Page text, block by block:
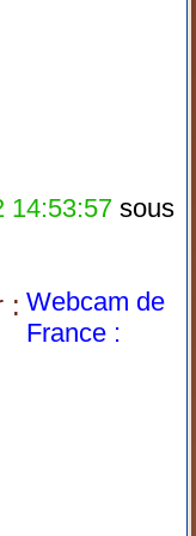
14:53:57 sous
: Webcam de
France :